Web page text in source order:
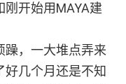
开始用MAYA建
躁，一大堆点弄来
几个月还是不知